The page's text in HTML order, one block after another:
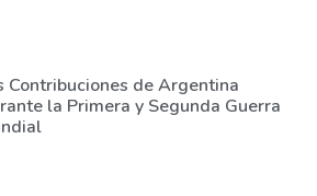
Contribuciones de Argentina
la Primera y Segunda Guerra